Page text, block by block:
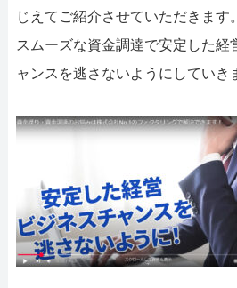
じえてご紹介させていただきます。
スムーズな資金調達で安定した経
ャンスを逃さないようにしていき